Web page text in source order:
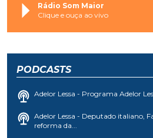
Rádio Som Maior
Clique e ouça ao vivo
PODCASTS
Adelor Lessa - Programa Adelor
Adelor Lessa - Deputado italiano,
reforma da...